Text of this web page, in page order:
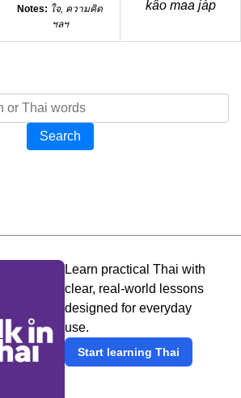
Notes: ใจ, ความคิด
ฯลฯ
kâo maa jàp
Search
Learn practical Thai with
clear, real-world lessons
designed for everyday
use.
Start learning Thai